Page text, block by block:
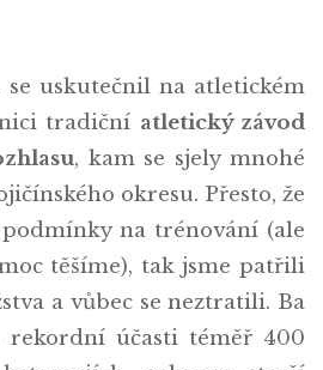
uskutečnil na atletickém
tradiční atletický závod
, kam se sjely mnohé
okresu. Přesto, že
na trénování (ale
těšíme), tak jsme patřili
a vůbec se neztratili. Ba
rekordní účasti téměř 400